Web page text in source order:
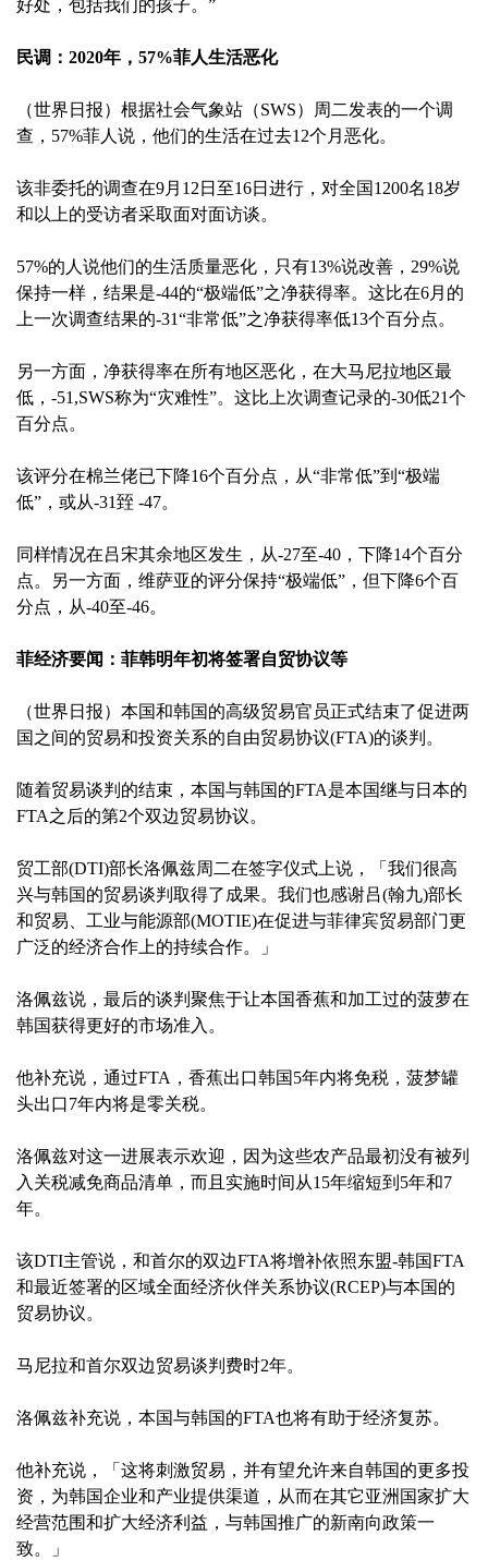
好处，包括我们的孩子。”
民调：2020年，57%菲人生活恶化
（世界日报）根据社会气象站（SWS）周二发表的一个调
查，57%菲人说，他们的生活在过去12个月恶化。
该非委托的调查在9月12日至16日进行，对全国1200名18岁
和以上的受访者采取面对面访谈。
57%的人说他们的生活质量恶化，只有13%说改善，29%说
保持一样，结果是-44的“极端低”之净获得率。这比在6月的
上一次调查结果的-31“非常低”之净获得率低13个百分点。
另一方面，净获得率在所有地区恶化，在大马尼拉地区最
低，-51,SWS称为“灾难性”。这比上次调查记录的-30低21个
百分点。
该评分在棉兰佬已下降16个百分点，从“非常低”到“极端
低”，或从-31臸 -47。
同样情况在吕宋其余地区发生，从-27至-40，下降14个百分
点。另一方面，维萨亚的评分保持“极端低”，但下降6个百
分点，从-40至-46。
菲经济要闻：菲韩明年初将签署自贸协议等
（世界日报）本国和韩国的高级贸易官员正式结束了促进两
国之间的贸易和投资关系的自由贸易协议(FTA)的谈判。
随着贸易谈判的结束，本国与韩国的FTA是本国继与日本的
FTA之后的第2个双边贸易协议。
贸工部(DTI)部长洛佩兹周二在签字仪式上说，「我们很高
兴与韩国的贸易谈判取得了成果。我们也感谢吕(翰九)部长
和贸易、工业与能源部(MOTIE)在促进与菲律宾贸易部门更
广泛的经济合作上的持续合作。」
洛佩兹说，最后的谈判聚焦于让本国香蕉和加工过的菠萝在
韩国获得更好的市场准入。
他补充说，通过FTA，香蕉出口韩国5年内将免税，菠梦罐
头出口7年内将是零关税。
洛佩兹对这一进展表示欢迎，因为这些农产品最初没有被列
入关税减免商品清单，而且实施时间从15年缩短到5年和7
年。
该DTI主管说，和首尔的双边FTA将增补依照东盟-韩国FTA
和最近签署的区域全面经济伙伴关系协议(RCEP)与本国的
贸易协议。
马尼拉和首尔双边贸易谈判费时2年。
洛佩兹补充说，本国与韩国的FTA也将有助于经济复苏。
他补充说，「这将刺激贸易，并有望允许来自韩国的更多投
资，为韩国企业和产业提供渠道，从而在其它亚洲国家扩大
经营范围和扩大经济利益，与韩国推广的新南向政策一
致。」